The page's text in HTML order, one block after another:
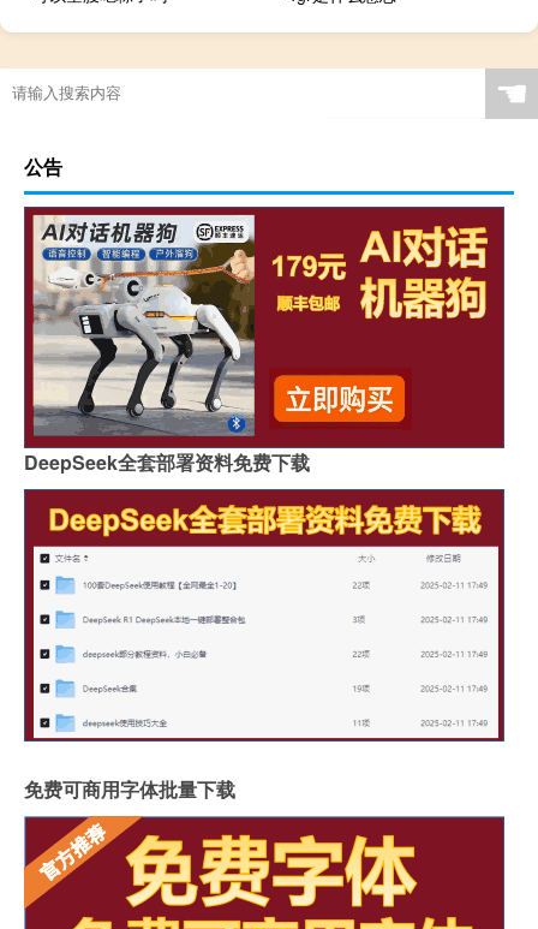
☚
公告
DeepSeek全套部署资料免费下载
免费可商用字体批量下载